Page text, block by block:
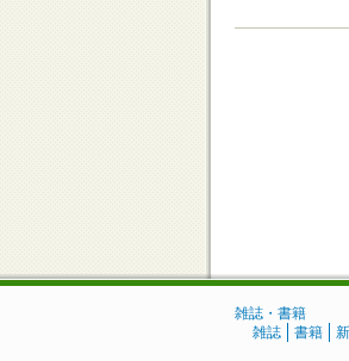
雑誌・書籍
雑誌
書籍